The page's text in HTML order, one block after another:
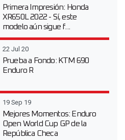
Primera Impresión: Honda
XR650L 2022 - Sí, este
modelo aún sigue f...
22 Jul 20
Prueba a Fondo: KTM 690
Enduro R
19 Sep 19
Mejores Momentos: Enduro
Open World Cup GP de la
República Checa